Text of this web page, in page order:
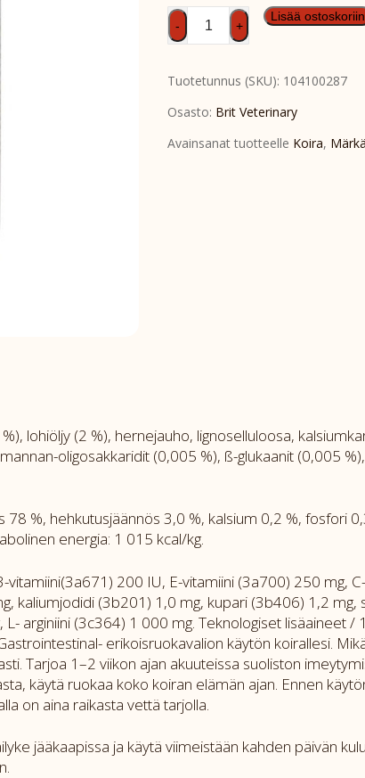
Brit
GF
Diet
Dog
Gastrointestinal
- +
Lisää ostoskoriin
Tuotetunnus (SKU): 104100287
Osasto: Brit Veterinary
Avainsanat tuotteelle Koira,
lohiöljy (2 %), hernejauho, lignoselluloosa,
oligosakkaridit (0,005 %), ß-glukaanit (0,005
%, hehkutusjäännös 3,0 %, kalsium 0,2 %, fosfori
energia: 1 015 kcal/kg.
200 IU, E-vitamiini (3a700) 250 mg,
kaliumjodidi (3b201) 1,0 mg, kupari (3b406) 1,2
arginiini (3c364) 1 000 mg. Teknologiset lisäaineet /
erikoisruokavalion käytön koirallesi.
Tarjoa 1–2 viikon ajan akuuteissa suoliston
käytä ruokaa koko koiran elämän ajan. Ennen
on aina raikasta vettä tarjolla.
jääkaapissa ja käytä viimeistään kahden päivän